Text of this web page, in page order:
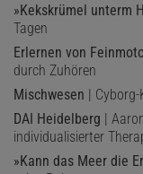
»Kekskrümel unterm
Tagen
Erlernen von
durch Zuhören
Mischwesen |
DAI Heidelberg |
individualisierter
»Kann das Meer die